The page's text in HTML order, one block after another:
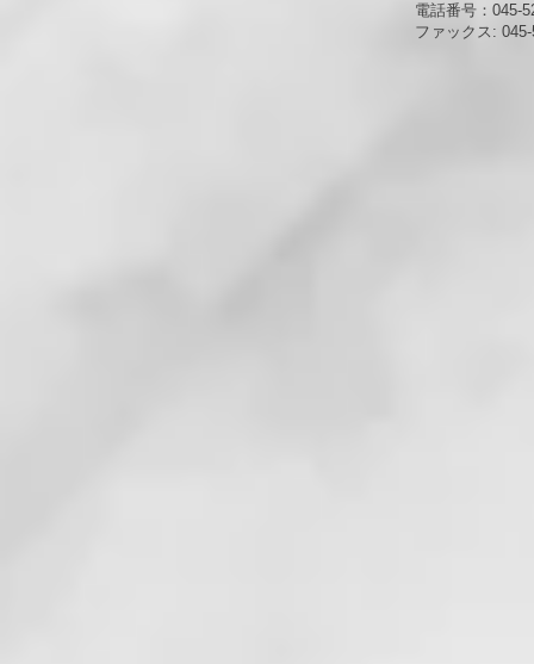
電話番号：045-
ファックス: